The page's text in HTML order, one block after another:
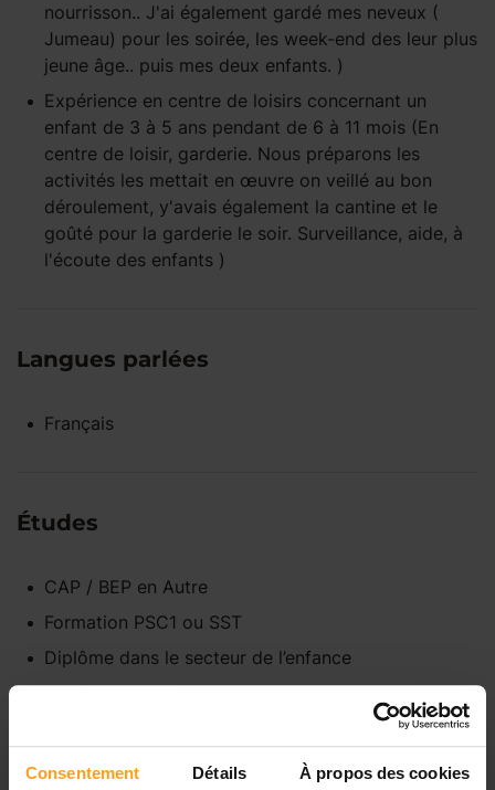
Consentement Détails À propos des cookies
nourrisson.. J'ai également gardé mes neveux (
Jumeau) pour les soirée, les week-end des leur plus
jeune âge.. puis mes deux enfants. )
Expérience en centre de loisirs concernant un
enfant de 3 à 5 ans pendant de 6 à 11 mois (En
centre de loisir, garderie. Nous préparons les
activités les mettait en œuvre on veillé au bon
déroulement, y'avais également la cantine et le
goûté pour la garderie le soir. Surveillance, aide, à
l'écoute des enfants )
Langues parlées
Français
Études
CAP / BEP en Autre
Formation PSC1 ou SST
Diplôme dans le secteur de l’enfance
Diplôme dans le secteur de l’animation